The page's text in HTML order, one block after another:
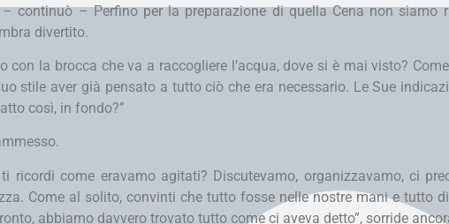
continuò – Perfino per la preparazione di quella Cena non siamo
divertito.
con la brocca che va a raccogliere l’acqua, dove si è mai visto?
stile aver già pensato a tutto ciò che era necessario. Le Sue
così, in fondo?”
ti ricordi come eravamo agitati? Discutevamo, organizzavamo, ci
Come al solito, convinti che tutto fosse nelle nostre mani e tutto
abbiamo davvero trovato tutto come ci aveva detto”, sorride